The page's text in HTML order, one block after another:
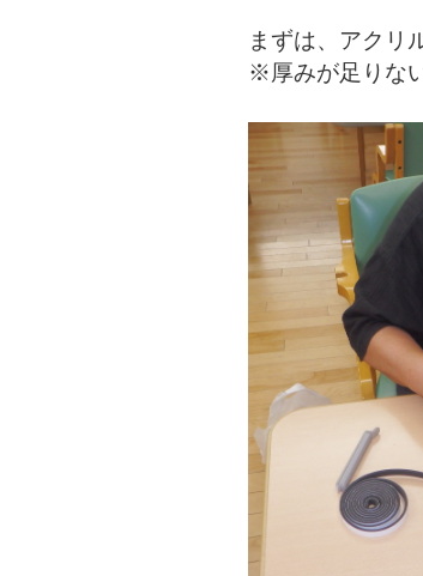
まずは、アクリ
※厚みが足りな